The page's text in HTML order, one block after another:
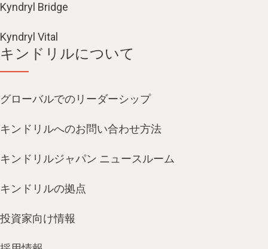
Kyndryl Bridge
Kyndryl Vital
キンドリルについて
グローバルでのリーダーシップ
キンドリルへのお問い合わせ方法
キンドリルジャパン ニュースルーム
キンドリルの拠点
投資家向け情報